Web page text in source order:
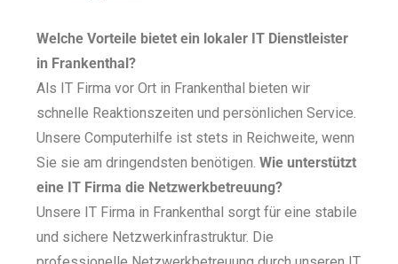
Welche Vorteile bietet ein lokaler IT Dienstleister
in Frankenthal?
Als IT Firma vor Ort in Frankenthal bieten wir
schnelle Reaktionszeiten und persönlichen Service.
Unsere Computerhilfe ist stets in Reichweite, wenn
Sie sie am dringendsten benötigen.Wie unterstützt
eine IT Firma die Netzwerkbetreuung?
Unsere IT Firma in Frankenthal sorgt für eine stabile
und sichere Netzwerkinfrastruktur. Die